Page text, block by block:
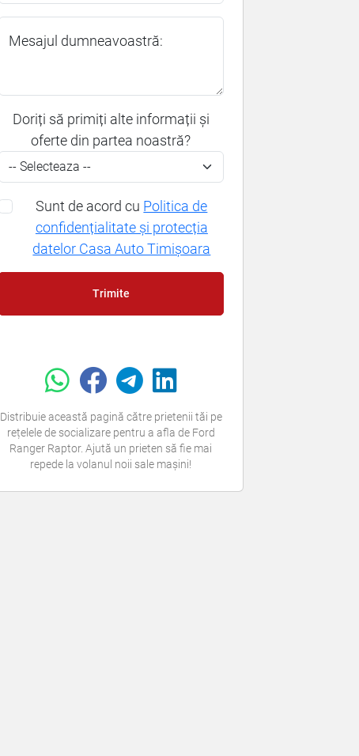
Mesajul dumneavoastră:
Doriți să primiți alte informații și
oferte din partea noastră?
Sunt de acord cu Politica de
confidențialitate și protecția
datelor Casa Auto Timișoara
Trimite
Distribuie această pagină către prietenii tăi pe
rețelele de socializare pentru a afla de Ford
Ranger Raptor. Ajută un prieten să fie mai
repede la volanul noii sale mașini!